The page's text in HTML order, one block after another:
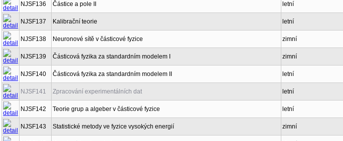
NJSF136 Částice a pole II letní
NJSF137 Kalibrační teorie letní
NJSF138 Neuronové sítě v částicové fyzice zimní
NJSF139 Částicová fyzika za standardním modelem I zimní
NJSF140 Částicová fyzika za standardním modelem II letní
NJSF141 Zpracování experimentálních dat letní
NJSF142 Teorie grup a algeber v částicové fyzice letní
NJSF143 Statistické metody ve fyzice vysokých energií zimní